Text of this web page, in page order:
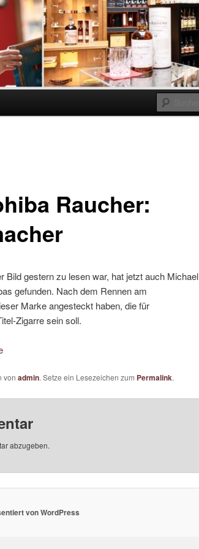
Raucher:
Bild gestern zu lesen war, hat jetzt auch Michael
gefunden. Nach dem Rennen am
Marke angesteckt haben, die für
Zigarre sein soll.
von admin. Setze ein Lesezeichen zum Permalink.
abzugeben.
von WordPress